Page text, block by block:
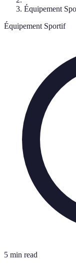
Équipement
Équipement Sportif
5 min read